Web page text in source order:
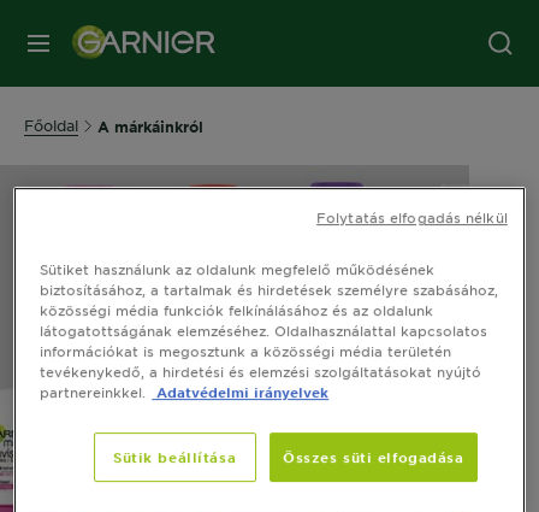
MENÜ
Főoldal A márkáinkról
Sütiket használunk az oldalunk megfelelő működésének
biztosításához, a tartalmak és hirdetések személyre szabásához,
közösségi média funkciók felkínálásához és az oldalunk
látogatottságának elemzéséhez. Oldalhasználattal kapcsolatos
információkat is megosztunk a közösségi média területén
tevékenykedő, a hirdetési és elemzési szolgáltatásokat nyújtó
partnereinkkel.
Adatvédelmi irányelvek
Sütik beállítása Összes süti elfogadása
Folytatás elfogadás nélkül